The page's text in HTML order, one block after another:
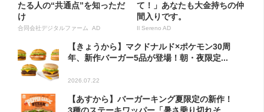
たる人の“共通点”を知っただ
け
合同会社デジタルファーム AD
て！」あなたも大金持ちの仲
間入りです。
Il Sereno AD
【きょうから】マクドナルド×ポケモン30周
年、新作バーガー5品が登場！朝・夜限定...
2026.07.22
【あすから】バーガーキング夏限定の新作！